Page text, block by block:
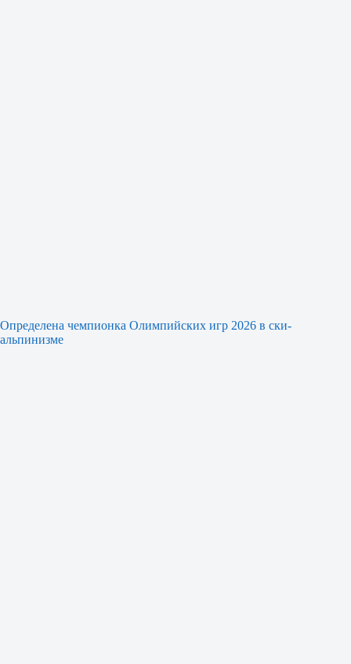
Определена чемпионка Олимпийских игр 2026 в ски-
альпинизме